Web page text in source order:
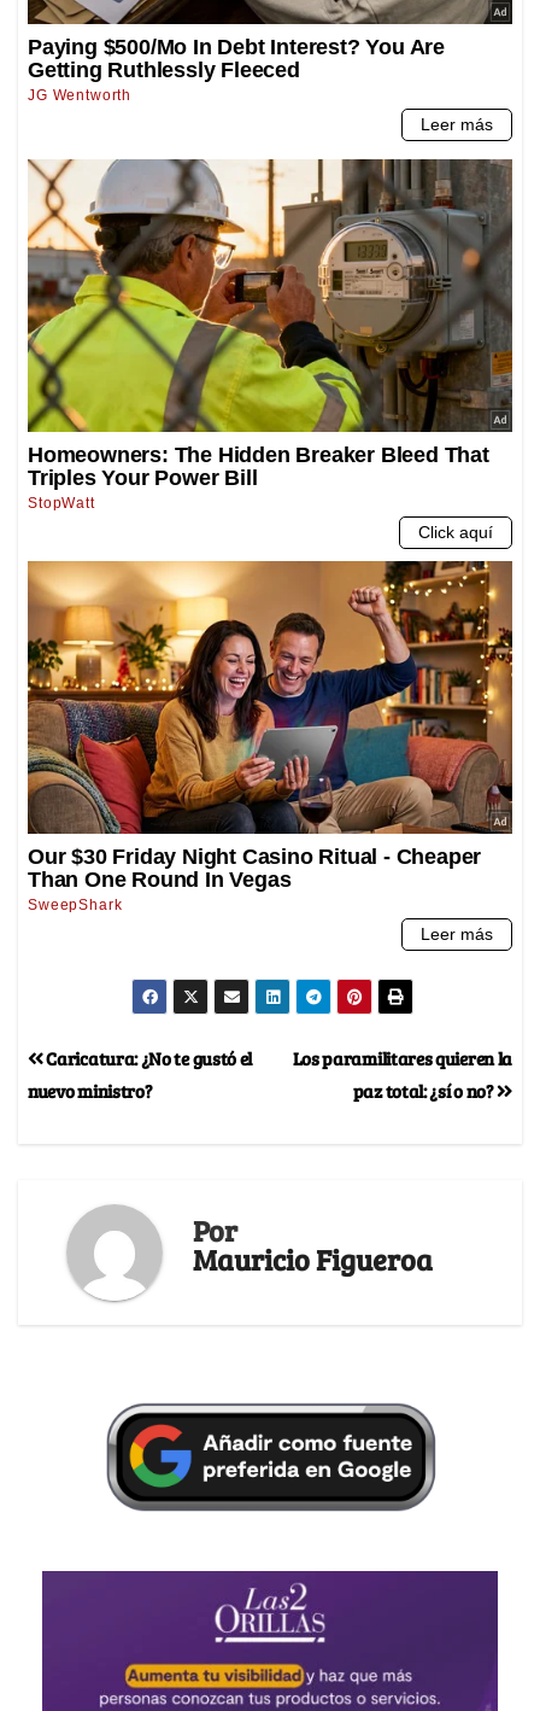
Los paramilitares quieren la
paz total: ¿sí o no?
Caricatura: ¿No te gustó el
nuevo ministro?
Por
Mauricio Figueroa